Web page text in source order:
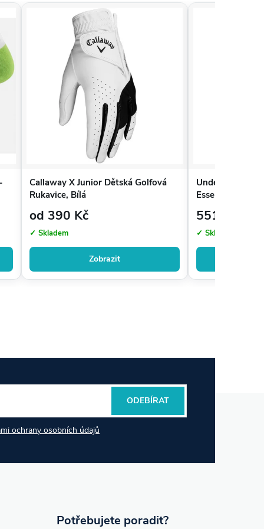
Callaway X Junior Dětská Golfová
Rukavice, Bílá
od 390 Kč
✓ Skladem
Zobrazit
Under Armour
Essential No
551 Kč
✓ Skladem
ochrany osobních údajů
ODEBÍRAT
Potřebujete poradit?